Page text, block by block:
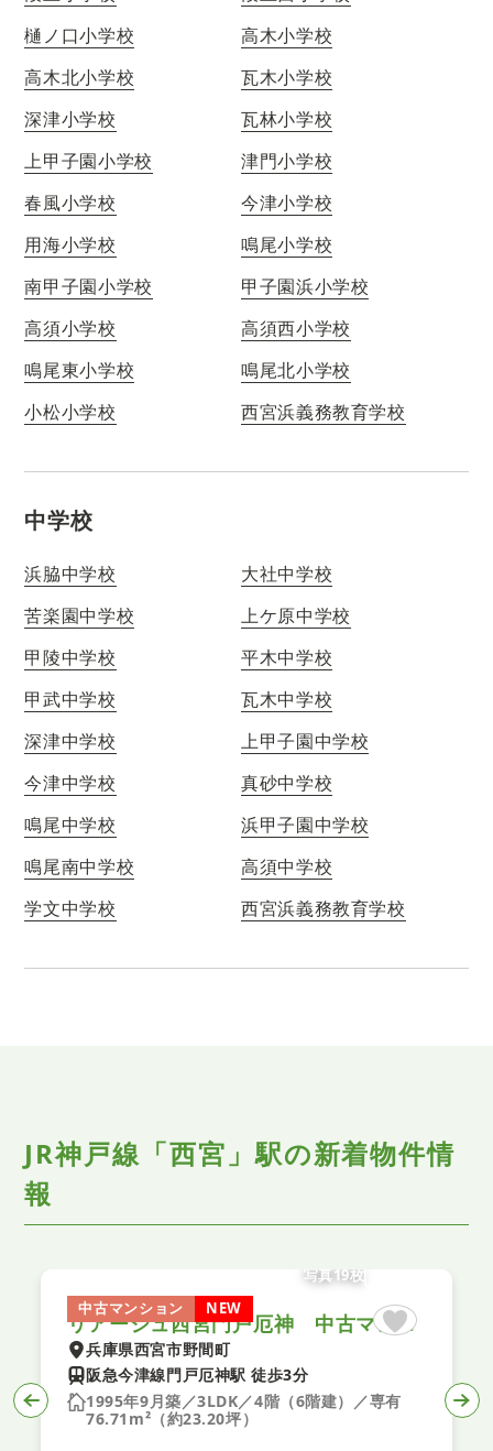
樋ノ口小学校
高木小学校
高木北小学校
瓦木小学校
深津小学校
瓦林小学校
上甲子園小学校
津門小学校
春風小学校
今津小学校
用海小学校
鳴尾小学校
南甲子園小学校
甲子園浜小学校
高須小学校
高須西小学校
鳴尾東小学校
鳴尾北小学校
小松小学校
西宮浜義務教育学校
中学校
浜脇中学校
大社中学校
苦楽園中学校
上ケ原中学校
甲陵中学校
平木中学校
甲武中学校
瓦木中学校
深津中学校
上甲子園中学校
今津中学校
真砂中学校
鳴尾中学校
浜甲子園中学校
鳴尾南中学校
高須中学校
学文中学校
西宮浜義務教育学校
JR神戸線「西宮」駅の新着物件情
報
中古マンション NEW
写真19枚
リアージュ西宮門戸厄神 中古マンション
兵庫県西宮市野間町
阪急今津線門戸厄神駅 徒歩3分
1995年9月築／3LDK／4階（6階建）／専有
76.71m²（約23.20坪）